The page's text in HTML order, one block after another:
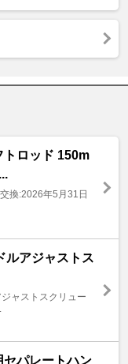
ロッド 150m
換:2026年5月31日
ルアジャストス
ャストスクリュー
パレートハン